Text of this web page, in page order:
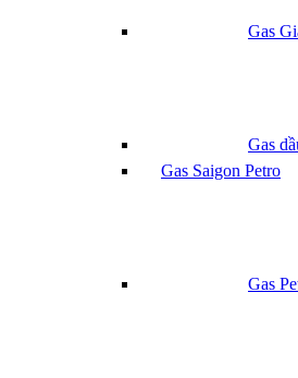
Gas
Gas
Gas Saigon Petro
Gas